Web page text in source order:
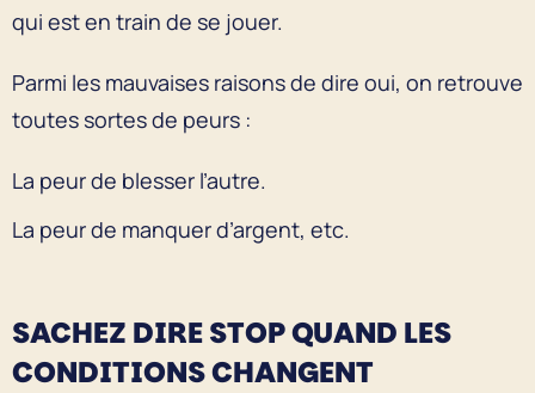
qui est en train de se jouer.
Parmi les mauvaises raisons de dire oui, on retrouve
toutes sortes de peurs :
La peur de blesser l’autre.
La peur de manquer d’argent, etc.
SACHEZ DIRE STOP QUAND LES
CONDITIONS CHANGENT